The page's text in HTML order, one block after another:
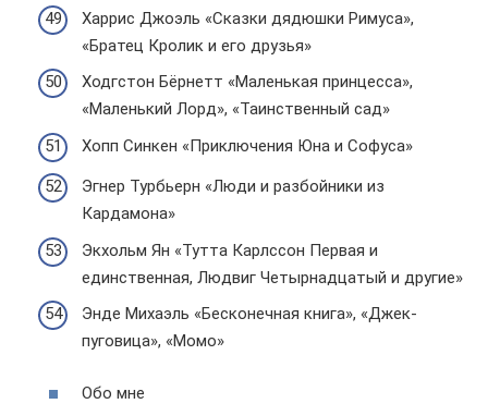
Харрис Джоэль «Сказки дядюшки Римуса»,
«Братец Кролик и его друзья»
Ходгстон Бёрнетт «Маленькая принцесса»,
«Маленький Лорд», «Таинственный сад»
Хопп Синкен «Приключения Юна и Софуса»
Эгнер Турбьерн «Люди и разбойники из
Кардамона»
Экхольм Ян «Тутта Карлссон Первая и
единственная, Людвиг Четырнадцатый и другие»
Энде Михаэль «Бесконечная книга», «Джек-
пуговица», «Момо»
Обо мне